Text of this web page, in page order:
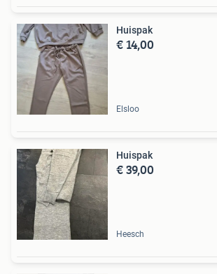
Huispak
€ 14,00
Elsloo
Huispak
€ 39,00
Heesch